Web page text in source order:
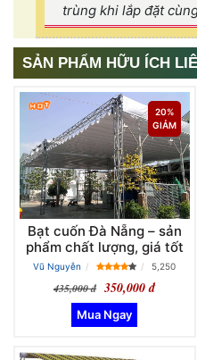
trùng khi lắp đặt
SẢN PHẨM HỮU ÍCH
20%
GIẢM
Bạt cuốn Đà Nẵng – sản
phẩm chất lượng, giá tốt
Vũ Nguyễn 5,250
435,000 đ 350,000 đ